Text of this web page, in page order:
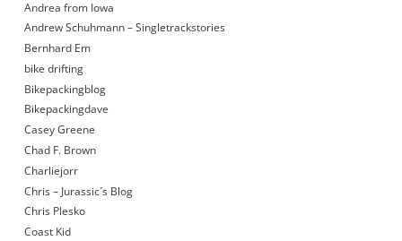
Andrea from Iowa
Andrew Schuhmann – Singletrackstories
Bernhard Em
bike drifting
Bikepackingblog
Bikepackingdave
Casey Greene
Chad F. Brown
Charliejorr
Chris – Jurassic´s Blog
Chris Plesko
Coast Kid